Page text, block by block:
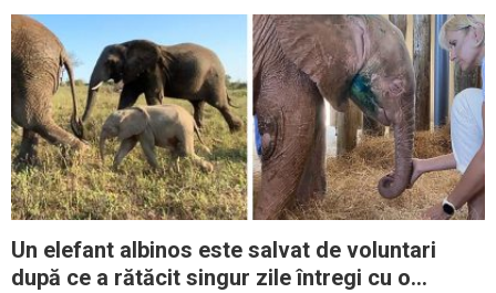
Un elefant albinos este salvat de voluntari
după ce a rătăcit singur zile întregi cu o